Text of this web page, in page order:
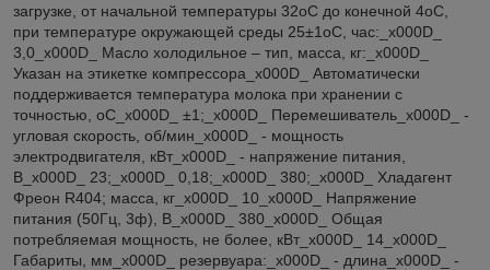
загрузке, от начальной температуры 32оС до конечной 4оС,
при температуре окружающей среды 25±1оС, час:_x000D_
3,0_x000D_ Масло холодильное – тип, масса, кг:_x000D_
Указан на этикетке компрессора_x000D_ Автоматически
поддерживается температура молока при хранении с
точностью, оС_x000D_ ±1;_x000D_ Перемешиватель_x000D_ -
угловая скорость, об/мин_x000D_ - мощность
электродвигателя, кВт_x000D_ - напряжение питания,
В_x000D_ 23;_x000D_ 0,18;_x000D_ 380;_x000D_ Хладагент
Фреон R404; масса, кг_x000D_ 10_x000D_ Напряжение
питания (50Гц, 3ф), В_x000D_ 380_x000D_ Общая
потребляемая мощность, не более, кВт_x000D_ 14_x000D_
Габариты, мм_x000D_ резервуара:_x000D_ - длина_x000D_ -